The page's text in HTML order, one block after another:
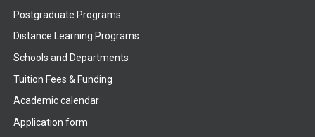
Postgraduate Programs
Distance Learning Programs
Schools and Departments
Tuition Fees & Funding
Academic calendar
Application form